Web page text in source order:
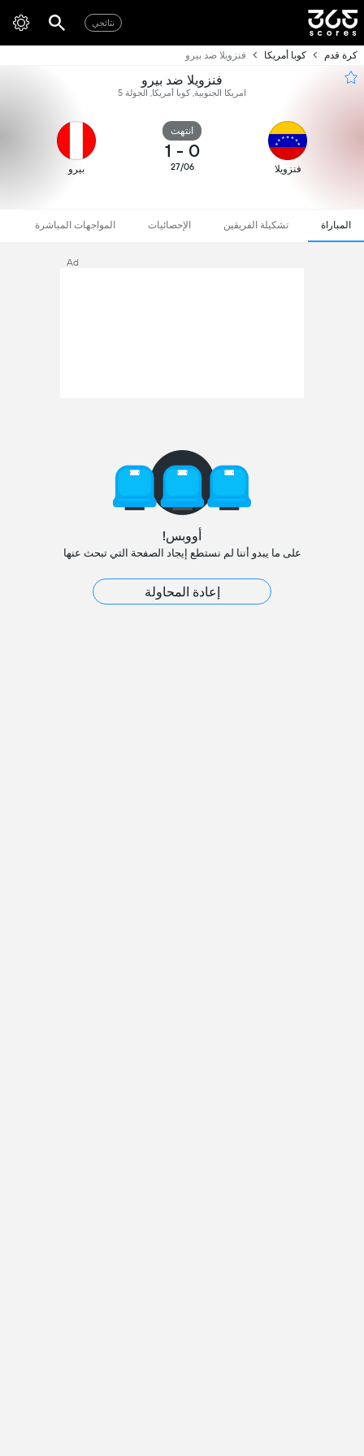
نتائجي
كرة قدم كوبا أمريكا فنزويلا ضد بيرو
فنزويلا ضد بيرو
امريكا الجنوبية, كوبا أمريكا, الجولة 5
فنزويلا
انتهت
0
-
1
27/06 بيرو
المباراة تشكيلة الفريقين الإحصائيات المواجهات المباشرة
Ad
أووبس!
على ما يبدو أننا لم نستطع إيجاد الصفحة التي تبحث عنها
إعادة المحاولة